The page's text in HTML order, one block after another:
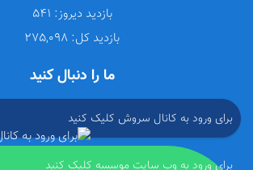
بازدید دیروز:
بازدید کل:
ما را دنبال کنید
برای ورود به کانال سروش کلیک کنید
برای ورود به وب سایت موسسه کلیک کنید